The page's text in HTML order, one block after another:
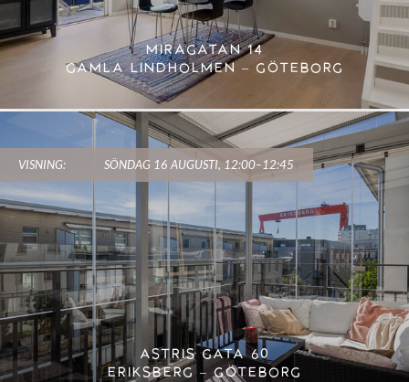
MIRAGATAN 14
GAMLA LINDHOLMEN – GÖTEBORG
VISNING: SÖNDAG 16 AUGUSTI, 12:00–12:45
ASTRIS GATA 60
ERIKSBERG – GÖTEBORG